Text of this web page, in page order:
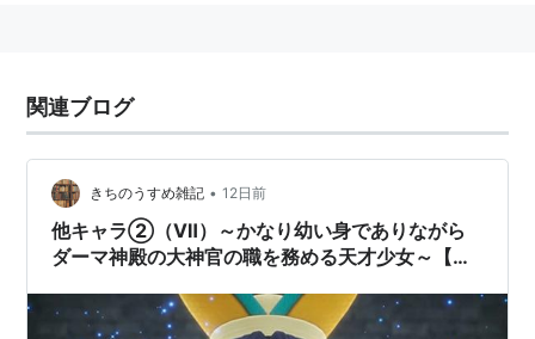
⇒ 豊田エリー
関連ブログ
きちのうすめ雑記 • 12日前
他キャラ②（Ⅶ）～かなり幼い身でありながら
ダーマ神殿の大神官の職を務める天才少女～【ド